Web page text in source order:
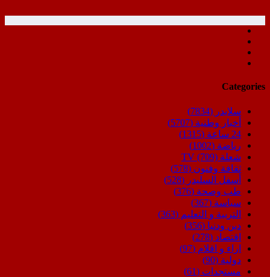
Categories
سلايدر (7834)
أخبار وطنية (5707)
24 ساعة
(1315)
رياضة (1002)
شعلة TV (709)
ثقافة وفنون (578)
أسفل السليدر (528)
طب وصحة (376)
سياسة (367)
التربية و التعليم (363)
دين ودنيا (356)
اقتصاد (278)
اراء و اقلام (97)
دولية (90)
مستجدات (61)